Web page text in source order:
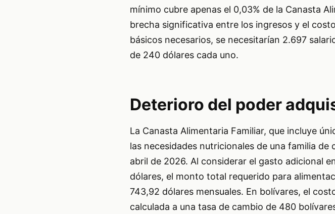
mínimo cubre apenas el 0,03% de la Canasta
brecha significativa entre los ingresos y el
básicos necesarios, se necesitarían 2.697
de 240 dólares cada uno.
Deterioro del poder
La Canasta Alimentaria Familiar, que incluye
las necesidades nutricionales de una familia
abril de 2026. Al considerar el gasto adicional
dólares, el monto total requerido para
743,92 dólares mensuales. En bolívares, el
calculada a una tasa de cambio de 480